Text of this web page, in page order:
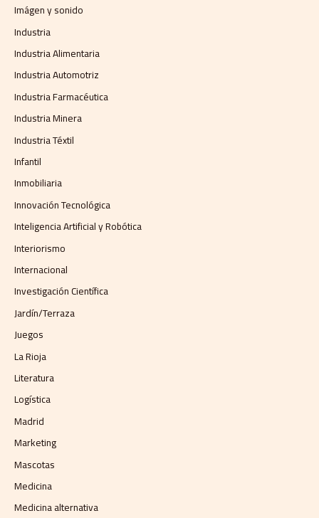
Imágen y sonido
Industria
Industria Alimentaria
Industria Automotriz
Industria Farmacéutica
Industria Minera
Industria Téxtil
Infantil
Inmobiliaria
Innovación Tecnológica
Inteligencia Artificial y Robótica
Interiorismo
Internacional
Investigación Científica
Jardín/Terraza
Juegos
La Rioja
Literatura
Logística
Madrid
Marketing
Mascotas
Medicina
Medicina alternativa